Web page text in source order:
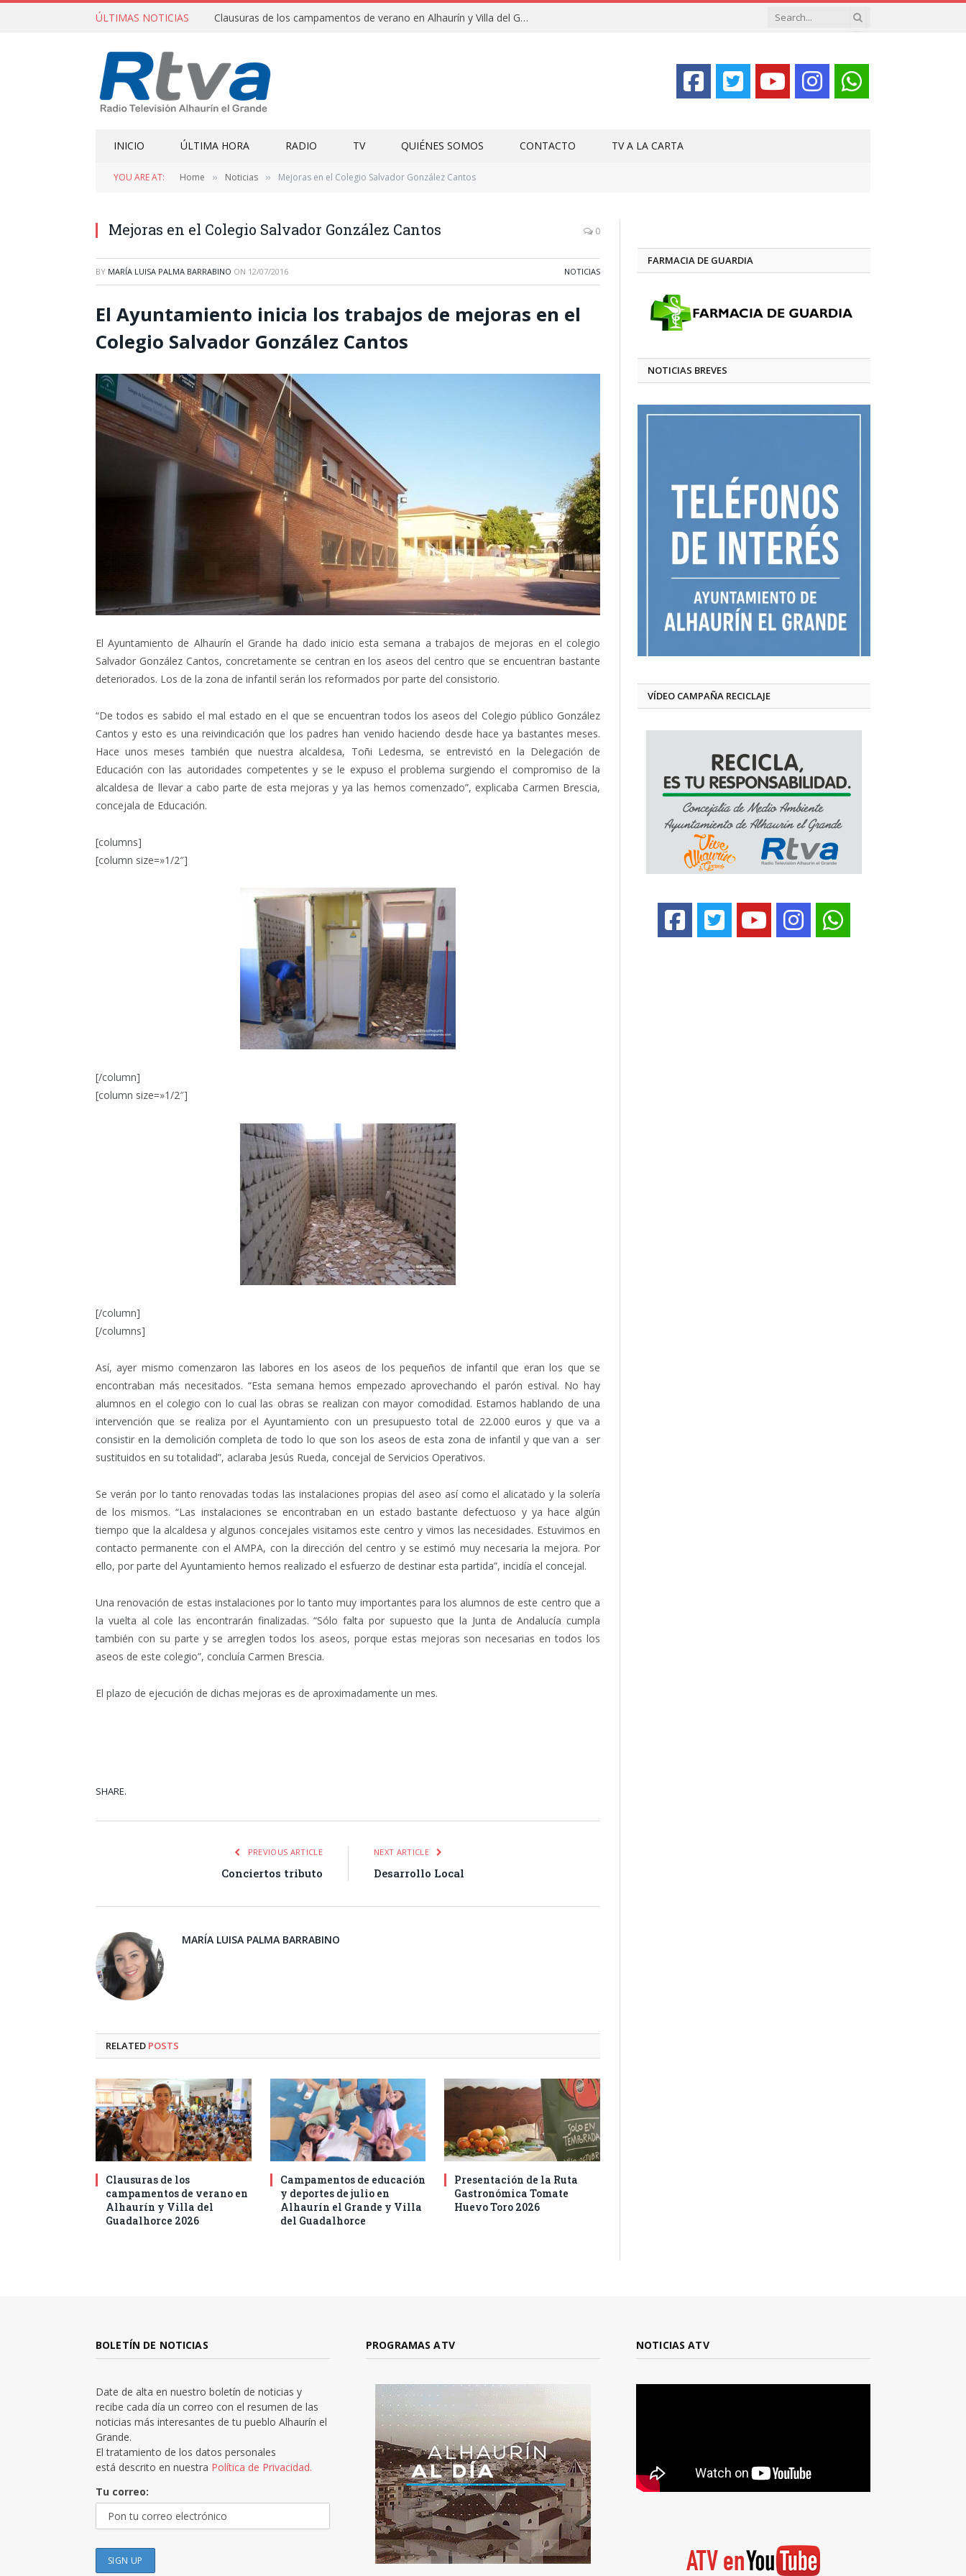
ÚLTIMAS NOTICIAS Clausuras de los campamentos de verano en Alhaurín y Villa del Guadalhorce 2026
INICIO ÚLTIMA HORA RADIO TV QUIÉNES SOMOS CONTACTO TV A LA CARTA
YOU ARE AT: Home » Noticias » Mejoras en el Colegio Salvador González Cantos
Mejoras en el Colegio Salvador González Cantos 0
BY MARÍA LUISA PALMA BARRABINO ON 12/07/2016 NOTICIAS
El Ayuntamiento inicia los trabajos de mejoras en el
Colegio Salvador González Cantos
El Ayuntamiento de Alhaurín el Grande ha dado inicio esta semana a trabajos de mejoras en el colegio
Salvador González Cantos, concretamente se centran en los aseos del centro que se encuentran bastante
deteriorados. Los de la zona de infantil serán los reformados por parte del consistorio.
“De todos es sabido el mal estado en el que se encuentran todos los aseos del Colegio público González
Cantos y esto es una reivindicación que los padres han venido haciendo desde hace ya bastantes meses.
Hace unos meses también que nuestra alcaldesa, Toñi Ledesma, se entrevistó en la Delegación de
Educación con las autoridades competentes y se le expuso el problema surgiendo el compromiso de la
alcaldesa de llevar a cabo parte de esta mejoras y ya las hemos comenzado”, explicaba Carmen Brescia,
concejala de Educación.
[columns]
[column size=»1/2″]
[/column]
[column size=»1/2″]
[/column]
[/columns]
Así, ayer mismo comenzaron las labores en los aseos de los pequeños de infantil que eran los que se
encontraban más necesitados. “Esta semana hemos empezado aprovechando el parón estival. No hay
alumnos en el colegio con lo cual las obras se realizan con mayor comodidad. Estamos hablando de una
intervención que se realiza por el Ayuntamiento con un presupuesto total de 22.000 euros y que va a
consistir en la demolición completa de todo lo que son los aseos de esta zona de infantil y que van a ser
sustituidos en su totalidad”, aclaraba Jesús Rueda, concejal de Servicios Operativos.
Se verán por lo tanto renovadas todas las instalaciones propias del aseo así como el alicatado y la solería
de los mismos. “Las instalaciones se encontraban en un estado bastante defectuoso y ya hace algún
tiempo que la alcaldesa y algunos concejales visitamos este centro y vimos las necesidades. Estuvimos en
contacto permanente con el AMPA, con la dirección del centro y se estimó muy necesaria la mejora. Por
ello, por parte del Ayuntamiento hemos realizado el esfuerzo de destinar esta partida”, incidía el concejal.
Una renovación de estas instalaciones por lo tanto muy importantes para los alumnos de este centro que a
la vuelta al cole las encontrarán finalizadas. “Sólo falta por supuesto que la Junta de Andalucía cumpla
también con su parte y se arreglen todos los aseos, porque estas mejoras son necesarias en todos los
aseos de este colegio”, concluía Carmen Brescia.
El plazo de ejecución de dichas mejoras es de aproximadamente un mes.
SHARE.
PREVIOUS ARTICLE
Conciertos tributo
NEXT ARTICLE
Desarrollo Local
MARÍA LUISA PALMA BARRABINO
RELATED POSTS
Clausuras de los
campamentos de verano en
Alhaurín y Villa del
Guadalhorce 2026
Campamentos de educación
y deportes de julio en
Alhaurín el Grande y Villa
del Guadalhorce
Presentación de la Ruta
Gastronómica Tomate
Huevo Toro 2026
FARMACIA DE GUARDIA
NOTICIAS BREVES
VÍDEO CAMPAÑA RECICLAJE
BOLETÍN DE NOTICIAS
Date de alta en nuestro boletín de noticias y
recibe cada día un correo con el resumen de las
noticias más interesantes de tu pueblo Alhaurín el
Grande.
El tratamiento de los datos personales
está descrito en nuestra Política de Privacidad.
Tu correo:
PROGRAMAS ATV NOTICIAS ATV